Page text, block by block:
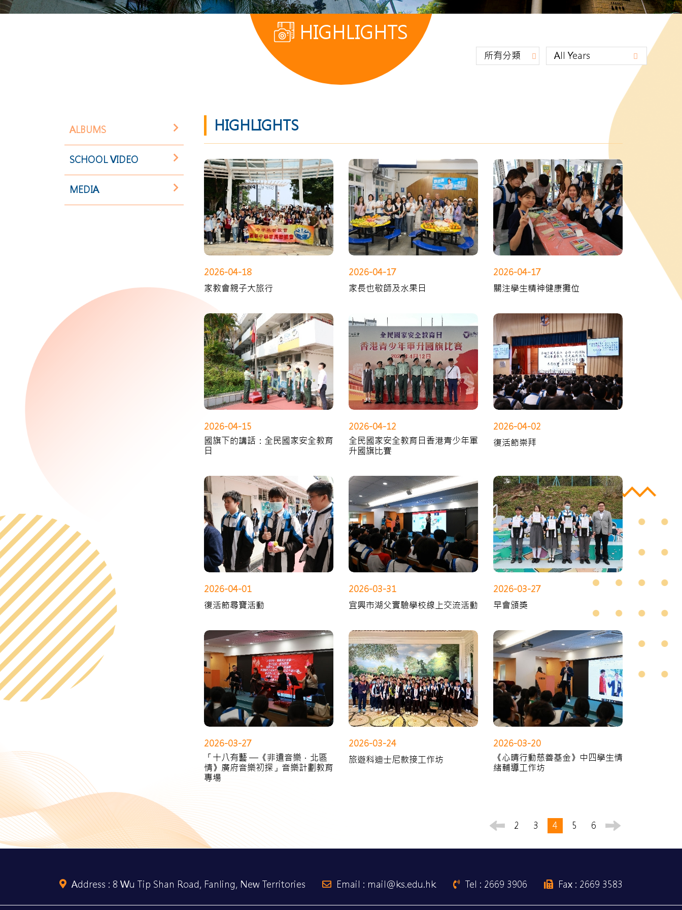
HIGHLIGHTS
ALBUMS
SCHOOL VIDEO
MEDIA
HIGHLIGHTS
2026-04-18
家教會親子大旅行
2026-04-17
家長也敬師及水果日
2026-04-17
關注學生精神健康攤位
2026-04-15
國旗下的講話：全民國家安全教育
日
2026-04-12
全民國家安全教育日香港青少年軍
升國旗比賽
2026-04-02
復活節崇拜
2026-04-01
復活節尋寶活動
2026-03-31
宜興市湖父實驗學校線上交流活動
2026-03-27
早會頒獎
2026-03-27
「十八有藝 —《非遺音樂．北區
情》廣府音樂初探」音樂計劃教育
專場
2026-03-24
旅遊科迪士尼款接工作坊
2026-03-20
《心晴行動慈善基金》中四學生情
緒輔導工作坊
2 3 4 5 6
Address : 8 Wu Tip Shan Road, Fanling, New Territories Email : mail@ks.edu.hk Tel : 2669 3906 Fax : 2669 3583